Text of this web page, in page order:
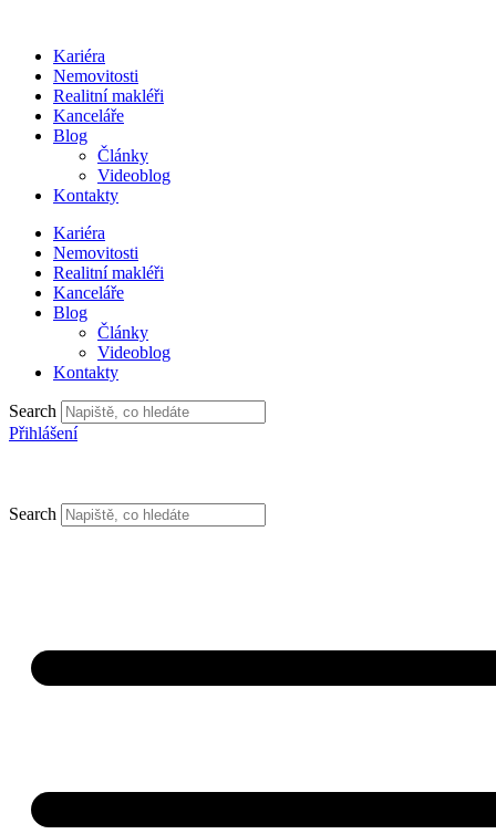
obsahuKariéra
Nemovitosti
Realitní makléři
Kanceláře
Blog
Články
Videoblog
Kontakty
Kariéra
Nemovitosti
Realitní makléři
Kanceláře
Blog
Články
Videoblog
Kontakty
Search
Přihlášení
Search